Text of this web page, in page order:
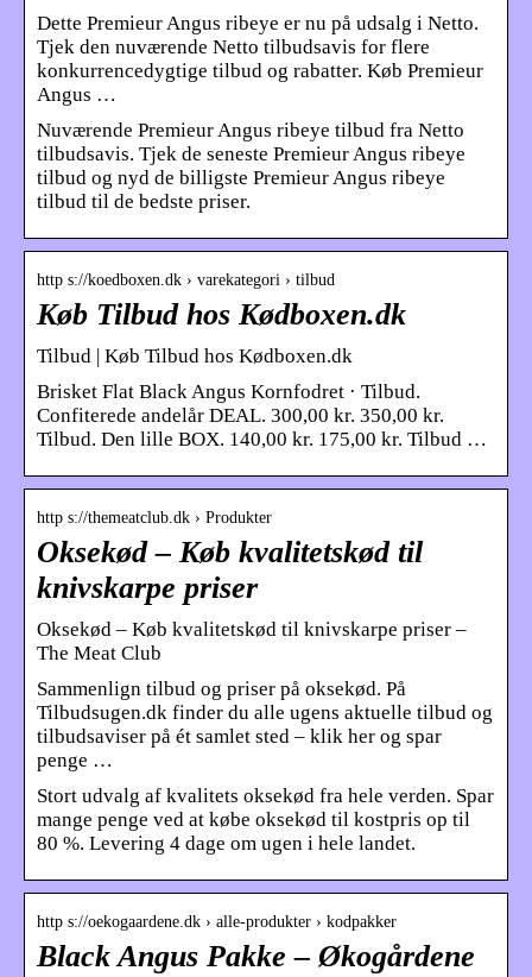
Dette Premieur Angus ribeye er nu på udsalg i Netto.
Tjek den nuværende Netto tilbudsavis for flere
konkurrencedygtige tilbud og rabatter. Køb Premieur
Angus …
Nuværende Premieur Angus ribeye tilbud fra Netto
tilbudsavis. Tjek de seneste Premieur Angus ribeye
tilbud og nyd de billigste Premieur Angus ribeye
tilbud til de bedste priser.
http s://koedboxen.dk › varekategori › tilbud
Køb Tilbud hos Kødboxen.dk
Tilbud | Køb Tilbud hos Kødboxen.dk
Brisket Flat Black Angus Kornfodret · Tilbud.
Confiterede andelår DEAL. 300,00 kr. 350,00 kr.
Tilbud. Den lille BOX. 140,00 kr. 175,00 kr. Tilbud …
http s://themeatclub.dk › Produkter
Oksekød – Køb kvalitetskød til
knivskarpe priser
Oksekød – Køb kvalitetskød til knivskarpe priser –
The Meat Club
Sammenlign tilbud og priser på oksekød. På
Tilbudsugen.dk finder du alle ugens aktuelle tilbud og
tilbudsaviser på ét samlet sted – klik her og spar
penge …
Stort udvalg af kvalitets oksekød fra hele verden. Spar
mange penge ved at købe oksekød til kostpris op til
80 %. Levering 4 dage om ugen i hele landet.
http s://oekogaardene.dk › alle-produkter › kodpakker
Black Angus Pakke – Økogårdene